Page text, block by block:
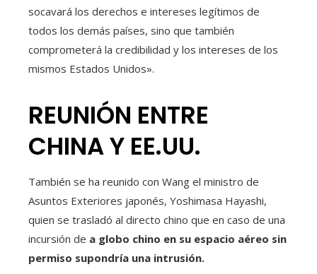
socavará los derechos e intereses legítimos de
todos los demás países, sino que también
comprometerá la credibilidad y los intereses de los
mismos Estados Unidos».
REUNIÓN ENTRE
CHINA Y EE.UU.
También se ha reunido con Wang el ministro de
Asuntos Exteriores japonés, Yoshimasa Hayashi,
quien se trasladó al directo chino que en caso de una
incursión de a globo chino en su espacio aéreo sin
permiso supondría una intrusión.